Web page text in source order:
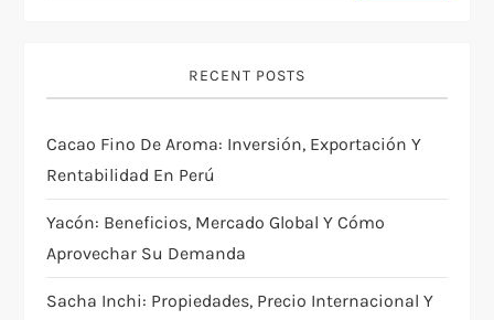
RECENT POSTS
Cacao Fino De Aroma: Inversión, Exportación Y
Rentabilidad En Perú
Yacón: Beneficios, Mercado Global Y Cómo
Aprovechar Su Demanda
Sacha Inchi: Propiedades, Precio Internacional Y